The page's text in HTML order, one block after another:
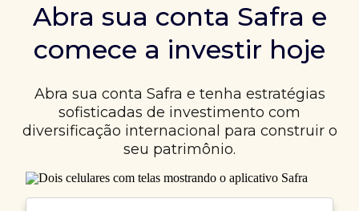
Abra sua conta Safra e
comece a investir hoje
Abra sua conta Safra e tenha estratégias
sofisticadas de investimento com
diversificação internacional para construir o
seu patrimônio.